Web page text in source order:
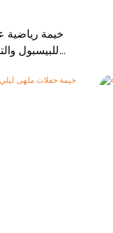
خيمة رياضية
للبيسبول